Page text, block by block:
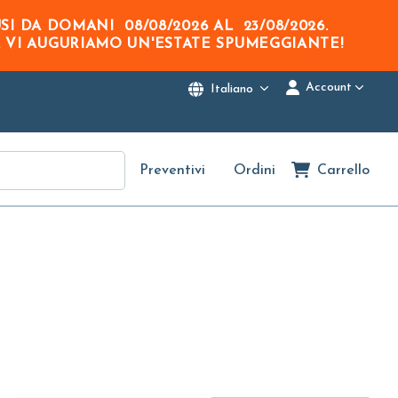
DA DOMANI 08/08/2026AL 23/08/2026.
VI AUGURIAMO UN'ESTATE SPUMEGGIANTE!
Italiano Account
Preventivi Ordini Carrello